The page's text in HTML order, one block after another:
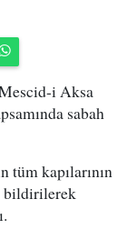
i Aksa
sabah
kapılarının
bildirilerek